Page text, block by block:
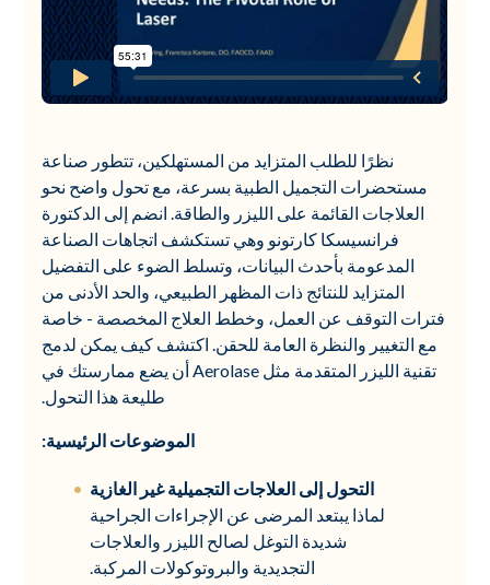
نظرًا للطلب المتزايد من المستهلكين، تتطور صناعة
مستحضرات التجميل الطبية بسرعة، مع تحول واضح نحو
العلاجات القائمة على الليزر والطاقة. انضم إلى الدكتورة
فرانسيسكا كارتونو وهي تستكشف اتجاهات الصناعة
المدعومة بأحدث البيانات، وتسلط الضوء على التفضيل
المتزايد للنتائج ذات المظهر الطبيعي، والحد الأدنى من
فترات التوقف عن العمل، وخطط العلاج المخصصة - خاصة
مع التغيير والنظرة العامة للحقن. اكتشف كيف يمكن لدمج
تقنية الليزر المتقدمة مثل Aerolase أن يضع ممارستك في
طليعة هذا التحول.
الموضوعات الرئيسية:
التحول إلى العلاجات التجميلية غير الغازية
لماذا يبتعد المرضى عن الإجراءات الجراحية
شديدة التوغل لصالح الليزر والعلاجات
التجديدية والبروتوكولات المركبة.